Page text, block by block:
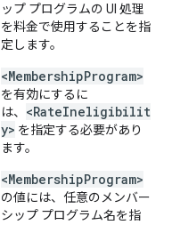
ップ プログラムの UI 処理
を料金で使用することを指
定します。
<MembershipProgram>
を有効にするに
は、 <RateIneligibilit
y> を指定する必要があり
ます。
<MembershipProgram>
の値には、任意のメンバー
シップ プログラム名を指